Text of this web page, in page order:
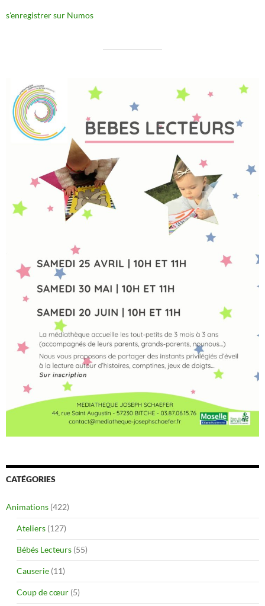
s'enregistrer sur Numos
CATÉGORIES
Animations (422)
Ateliers (127)
Bébés Lecteurs (55)
Causerie (11)
Coup de cœur (5)